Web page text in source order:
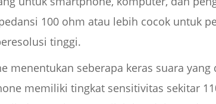
100 ohm atau lebih cocok untuk
tinggi.
menentukan seberapa keras suara
memiliki tingkat sensitivitas sekitar